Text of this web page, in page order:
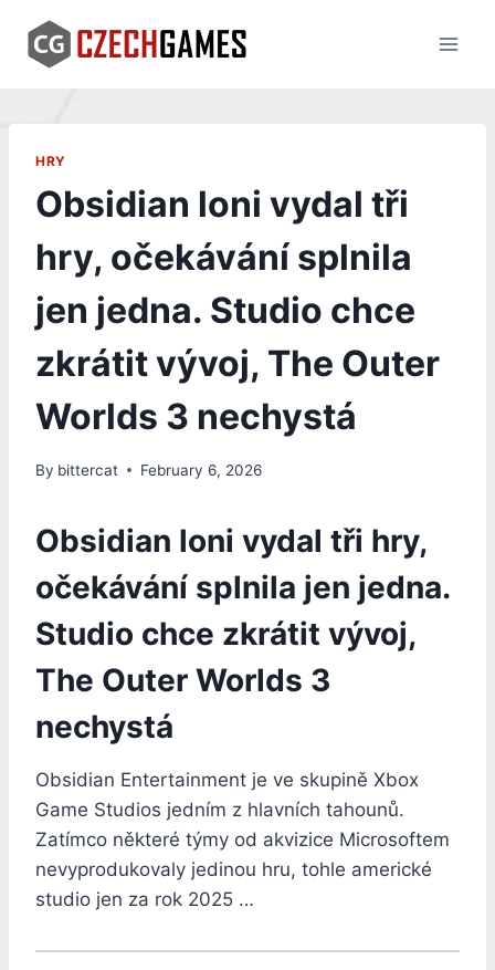
content
HRY
Obsidian loni vydal tři
hry, očekávání splnila
jen jedna. Studio chce
zkrátit vývoj, The Outer
Worlds 3 nechystá
By bittercat February 6, 2026
Obsidian loni vydal tři hry,
očekávání splnila jen jedna.
Studio chce zkrátit vývoj,
The Outer Worlds 3
nechystá
Obsidian Entertainment je ve skupině Xbox
Game Studios jedním z hlavních tahounů.
Zatímco některé týmy od akvizice Microsoftem
nevyprodukovaly jedinou hru, tohle americké
studio jen za rok 2025 …